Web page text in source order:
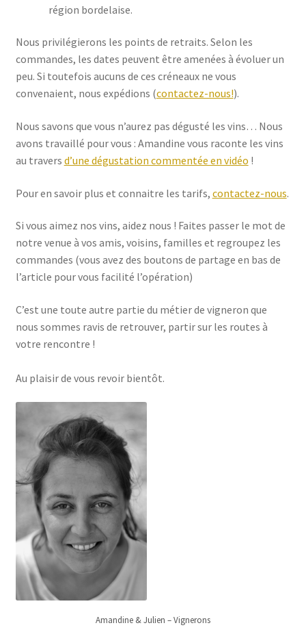
région bordelaise.
Nous privilégierons les points de retraits. Selon les
commandes, les dates peuvent être amenées à évoluer un
peu. Si toutefois aucuns de ces créneaux ne vous
convenaient, nous expédions (contactez-nous!).
Nous savons que vous n’aurez pas dégusté les vins… Nous
avons travaillé pour vous : Amandine vous raconte les vins
au travers d’une dégustation commentée en vidéo !
Pour en savoir plus et connaitre les tarifs, contactez-nous.
Si vous aimez nos vins, aidez nous ! Faites passer le mot de
notre venue à vos amis, voisins, familles et regroupez les
commandes (vous avez des boutons de partage en bas de
l’article pour vous facilité l’opération)
C’est une toute autre partie du métier de vigneron que
nous sommes ravis de retrouver, partir sur les routes à
votre rencontre !
Au plaisir de vous revoir bientôt.
Amandine & Julien – Vignerons